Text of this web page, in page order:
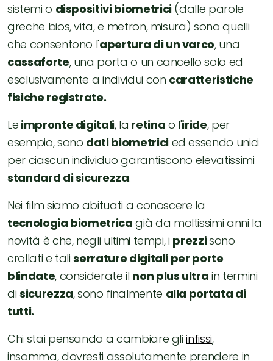
sistemi o dispositivi biometrici(dalle parole
greche bios, vita, e metron, misura) sono quelli
che consentono l'apertura di un varco, una
cassaforte, una porta o un cancello solo ed
esclusivamente a individui con caratteristiche
fisiche registrate.
Le impronte digitali, la retina o l'iride, per
esempio, sono dati biometricied essendo unici
per ciascun individuo garantiscono elevatissimi
standard di sicurezza.
Nei film siamo abituati a conoscere la
tecnologia biometrica già da moltissimi anni la
novità è che, negli ultimi tempi, i prezzisono
crollati e taliserrature digitali per porte
blindate, considerate il non plus ultra in termini
di sicurezza, sono finalmente alla portata di
tutti.
Chi stai pensando a cambiare gliinfissi,
insomma, dovresti assolutamente prendere in